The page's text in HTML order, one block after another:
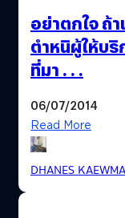
อย่าตกใจ ถ้
ตำหนิผู้ให้บ
ที่มา . . .
06/07/2014
Read More
DHANES